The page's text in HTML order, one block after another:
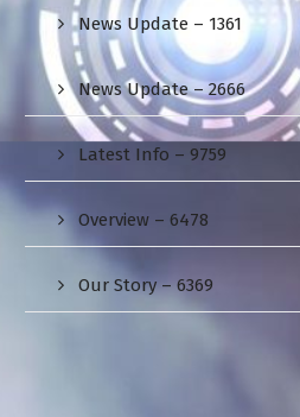
News Update – 1361
News Update – 2666
Latest Info – 9759
Overview – 6478
Our Story – 6369